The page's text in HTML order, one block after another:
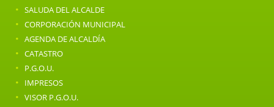
· SALUDA DEL ALCALDE
· CORPORACIÓN MUNICIPAL
· AGENDA DE ALCALDÍA
· CATASTRO
· P.G.O.U.
· IMPRESOS
· VISOR P.G.O.U.